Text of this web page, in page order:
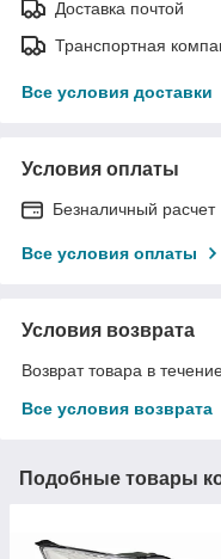
Доставка почтой
Транспортная
Все условия доставки
Условия оплаты
Безналичный расчет
Все условия оплаты
Условия возврата
Возврат товара в
Все условия возврата
Подобные товары